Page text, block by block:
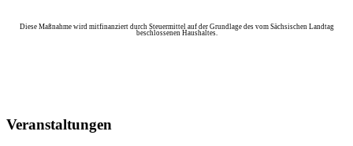
Diese Maßnahme wird mitfinanziert durch Steuermittel auf der Grundlage des vom Sächsischen Landtag
beschlossenen Haushaltes.
Veranstaltungen